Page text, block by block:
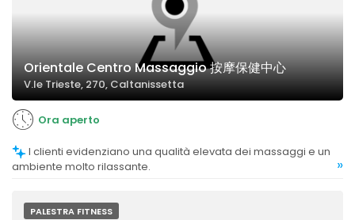
Orientale Centro Massaggio 按摩保健中心
V.le Trieste, 270, Caltanissetta
Ora aperto
ambiente molto rilassante.
»
PALESTRA FITNESS